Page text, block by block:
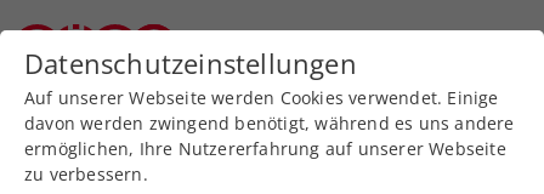
Zurück zur Newsübersicht
Kids & Jugend
Datenschutzeinstellungen
Auf unserer Webseite werden Cookies verwendet. Einige
davon werden zwingend benötigt, während es uns andere
ermöglichen, Ihre Nutzererfahrung auf unserer Webseite
zu verbessern.